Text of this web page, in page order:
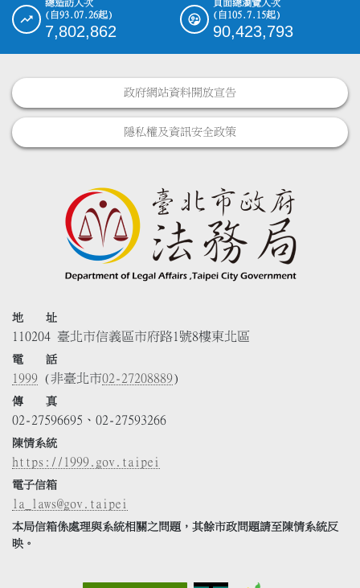
總造訪人次
(自93.07.26起)
7,802,862
頁面總瀏覽人次
(自105.7.15起)
90,423,793
政府網站資料開放宣告
隱私權及資訊安全政策
地 址
110204 臺北市信義區市府路1號8樓東北區
電 話
1999 (非臺北市02-27208889)
傳 真
02-27596695、02-27593266
陳情系統
https://1999.gov.taipei
電子信箱
la_laws@gov.taipei
本局信箱係處理與系統相關之問題，其餘市政問題請至陳情系統反
映。